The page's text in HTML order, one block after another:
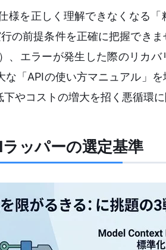
様を正しく理解できなくなる
の前提条件を正確に把握でき
、エラーが発生した際のリカ
「APIの使い方マニュアル」
やコストの増大を招く悪循環に
ッパーの選定基準